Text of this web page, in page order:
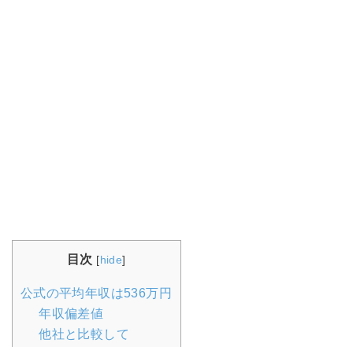
目次 [hide]
公式の平均年収は536万円
年収偏差値
他社と比較して